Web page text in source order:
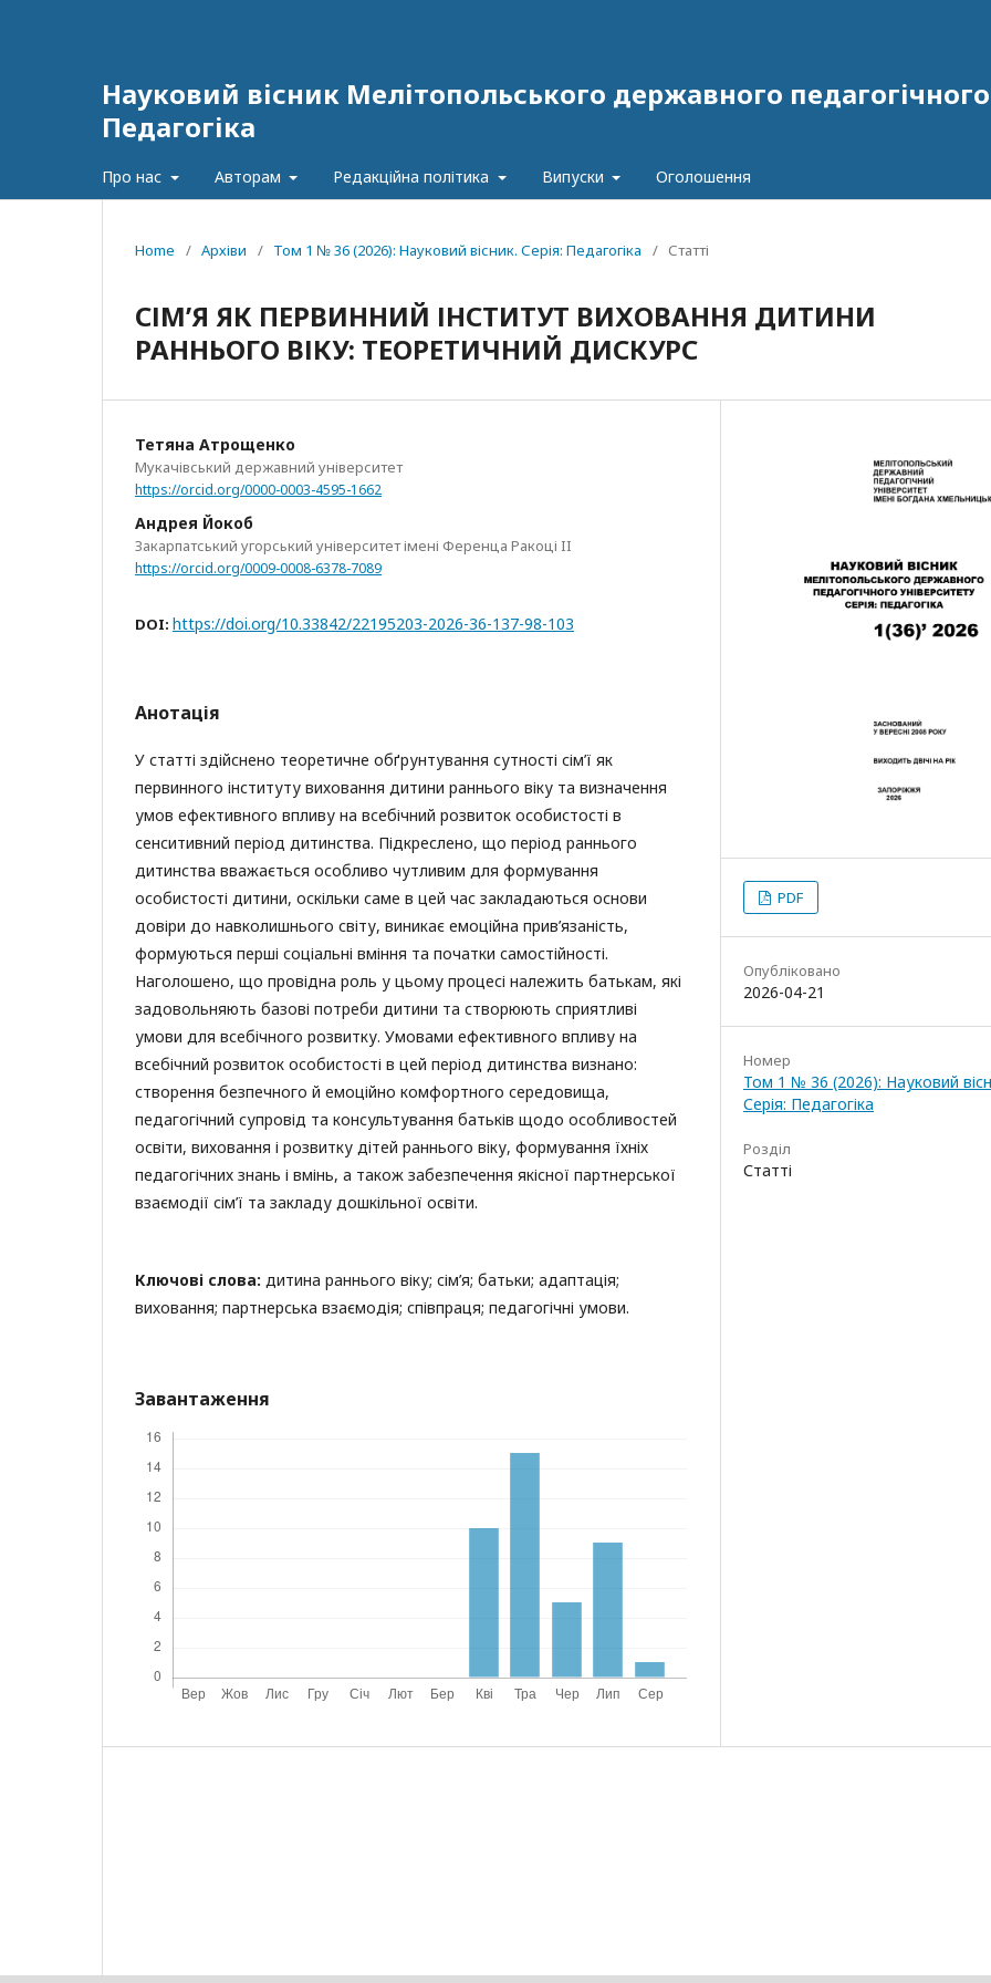
Науковий вісник Мелітопольського державного педагогічного
Педагогіка
Про нас Авторам Редакційна політика Випуски Оголошення
Home / Архіви / Том 1 № 36 (2026): Науковий вісник. Серія: Педагогіка / Статті
СІМ’Я ЯК ПЕРВИННИЙ ІНСТИТУТ ВИХОВАННЯ ДИТИНИ
РАННЬОГО ВІКУ: ТЕОРЕТИЧНИЙ ДИСКУРС
Тетяна Атрощенко
Мукачівський державний університет
https://orcid.org/0000-0003-4595-1662
Андрея Йокоб
Закарпатський угорський університет імені Ференца Ракоці II
https://orcid.org/0009-0008-6378-7089
DOI: https://doi.org/10.33842/22195203-2026-36-137-98-103
Анотація
У статті здійснено теоретичне обґрунтування сутності сім’ї як
первинного інституту виховання дитини раннього віку та визначення
умов ефективного впливу на всебічний розвиток особистості в
сенситивний період дитинства. Підкреслено, що період раннього
дитинства вважається особливо чутливим для формування
особистості дитини, оскільки саме в цей час закладаються основи
довіри до навколишнього світу, виникає емоційна прив’язаність,
формуються перші соціальні вміння та початки самостійності.
Наголошено, що провідна роль у цьому процесі належить батькам, які
задовольняють базові потреби дитини та створюють сприятливі
умови для всебічного розвитку. Умовами ефективного впливу на
всебічний розвиток особистості в цей період дитинства визнано:
створення безпечного й емоційно комфортного середовища,
педагогічний супровід та консультування батьків щодо особливостей
освіти, виховання і розвитку дітей раннього віку, формування їхніх
педагогічних знань і вмінь, а також забезпечення якісної партнерської
взаємодії сім’ї та закладу дошкільної освіти.
Ключові слова: дитина раннього віку; сім’я; батьки; адаптація;
виховання; партнерська взаємодія; співпраця; педагогічні умови.
Завантаження
PDF
Опубліковано
2026-04-21
Номер
Том 1 № 36 (2026): Науковий
Серія: Педагогіка
Розділ
Статті